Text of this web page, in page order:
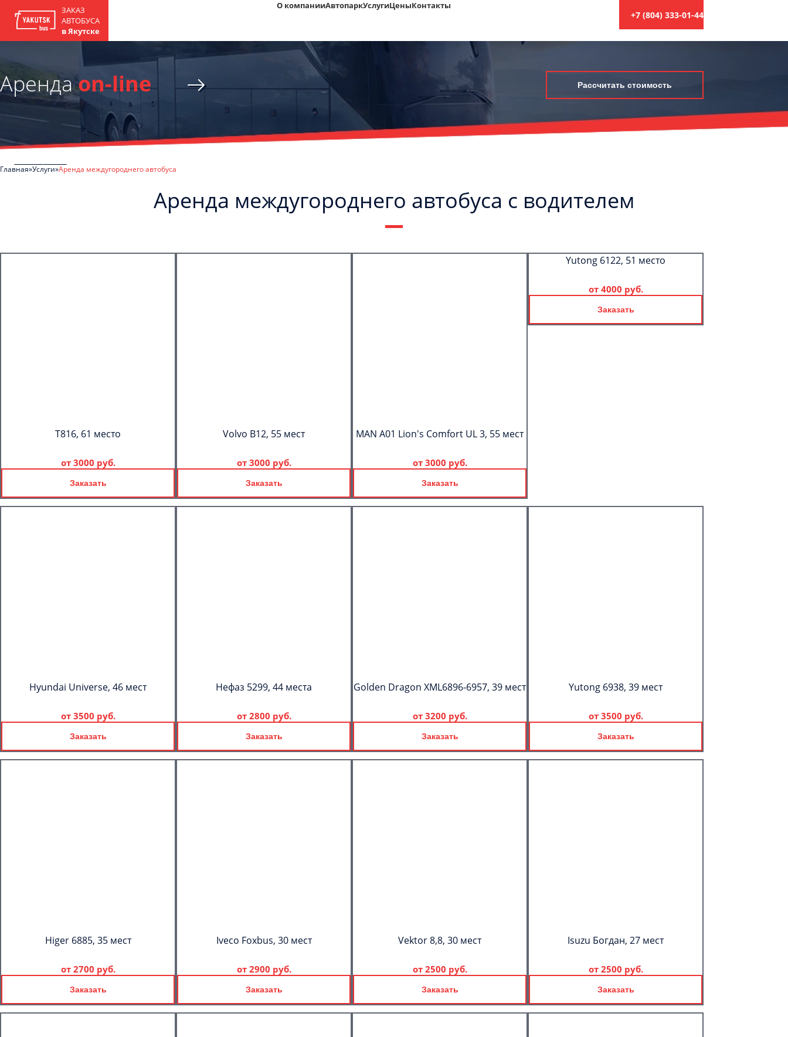
ЗАКАЗ
АВТОБУСА
в Якутске
О компанииАвтопаркУслугиЦеныКонтакты
+7 (804) 333-01-44
Арендаon-line Рассчитать стоимость
Главная Услуги Аренда междугороднего автобуса
Аренда междугороднего автобуса с водителем
T816, 61 место
от 3000 руб.
Заказать
Volvo B12, 55 мест
от 3000 руб.
Заказать
MAN A01 Lion's Comfort UL 3, 55 мест
от 3000 руб.
Заказать
Yutong 6122, 51 место
от 4000 руб.
Заказать
Hyundai Universe, 46 мест
от 3500 руб.
Заказать
Нефаз 5299, 44 места
от 2800 руб.
Заказать
Golden Dragon XML6896-6957, 39 мест
от 3200 руб.
Заказать
Yutong 6938, 39 мест
от 3500 руб.
Заказать
Higer 6885, 35 мест
от 2700 руб.
Заказать
Iveco Foxbus, 30 мест
от 2900 руб.
Заказать
Vektor 8,8, 30 мест
от 2500 руб.
Заказать
Isuzu Богдан, 27 мест
от 2500 руб.
Заказать